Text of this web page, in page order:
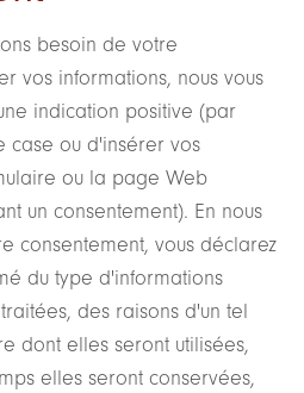
besoin de votre
vos informations, nous vous
indication positive (par
case ou d'insérer vos
ou la page Web
un consentement). En nous
consentement, vous déclarez
du type d'informations
des raisons d'un tel
dont elles seront utilisées,
elles seront conservées,